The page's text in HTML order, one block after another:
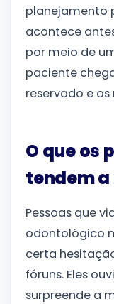
planejamento
acontece
por meio de
paciente
reservado e
O que os
tendem
Pessoas que
odontológico
certa
fóruns. Eles
surpreende a